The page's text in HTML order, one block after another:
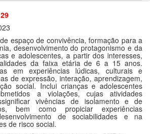
espaço de convivência, formação para a
desenvolvimento do protagonismo e da
e adolescentes, a partir dos interesses,
da faixa etária de 6 a 15 anos.
em experiências lúdicas, culturais e
de expressão, interação, aprendizagem,
social. Inclui crianças e adolescentes
a violações, cujas atividades
vivências de isolamento e de
bem como propiciar experiências
de sociabilidades e na
de risco social.